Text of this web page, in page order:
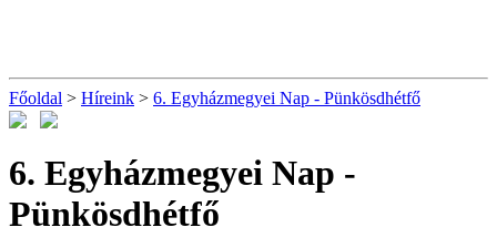
Főoldal > Híreink > 6. Egyházmegyei Nap - Pünkösdhétfő
6. Egyházmegyei Nap -
Pünkösdhétfő